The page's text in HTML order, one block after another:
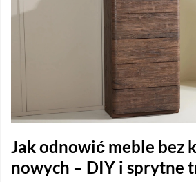
Jak odnowić meble bez
nowych – DIY i sprytne